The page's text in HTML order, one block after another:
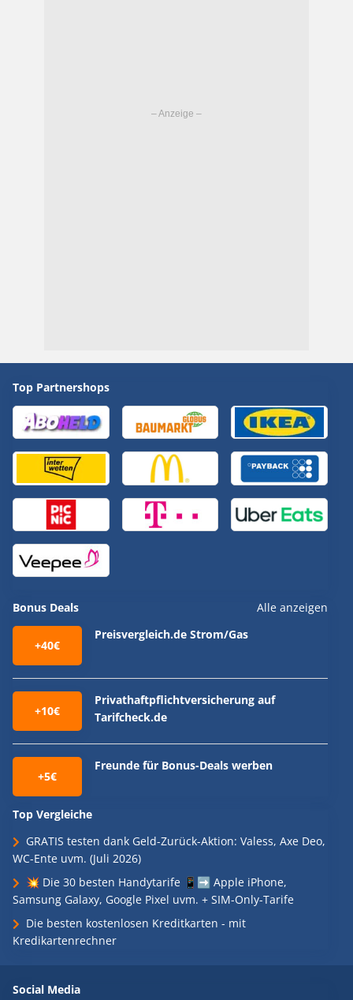
Top Partnershops
Bonus Deals Alle anzeigen
+40€
Preisvergleich.de Strom/Gas
+10€
Privathaftpflichtversicherung auf
Tarifcheck.de
+5€
Freunde für Bonus-Deals werben
Top Vergleiche
GRATIS testen dank Geld-Zurück-Aktion: Valess, Axe Deo,
WC-Ente uvm. (Juli 2026)
💥 Die 30 besten Handytarife 📱➡️ Apple iPhone,
Samsung Galaxy, Google Pixel uvm. + SIM-Only-Tarife
Die besten kostenlosen Kreditkarten - mit
Kredikartenrechner
Social Media